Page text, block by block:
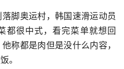
脚奥运村，韩国速滑运动员
都很中式，看完菜单就想回
称都是肉但是没什么内容，
。